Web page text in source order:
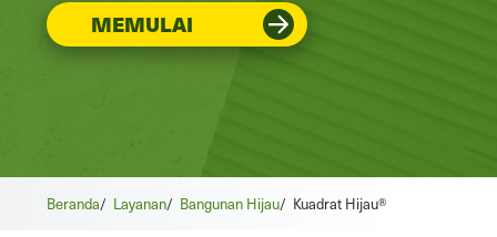
MEMULAI
Beranda/ Layanan/ Bangunan Hijau/ Kuadrat Hijau®